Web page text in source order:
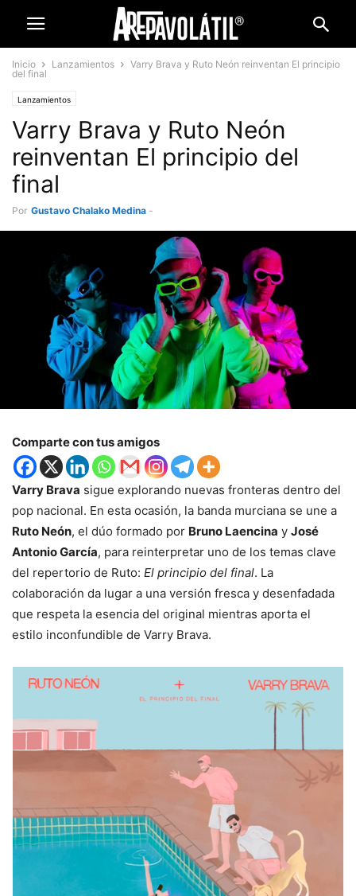
Inicio Lanzamientos
Varry Brava y Ruto Neón reinventan El principio
del final
Lanzamientos
Varry Brava y Ruto Neón
reinventan El principio del
final
Por Gustavo Chalako Medina -
Comparte con tus amigos
Varry Brava sigue explorando nuevas fronteras dentro del
pop nacional. En esta ocasión, la banda murciana se une a
Ruto Neón, el dúo formado por Bruno Laencina y José
Antonio García, para reinterpretar uno de los temas clave
del repertorio de Ruto: El principio del final. La
colaboración da lugar a una versión fresca y desenfadada
que respeta la esencia del original mientras aporta el
estilo inconfundible de Varry Brava.